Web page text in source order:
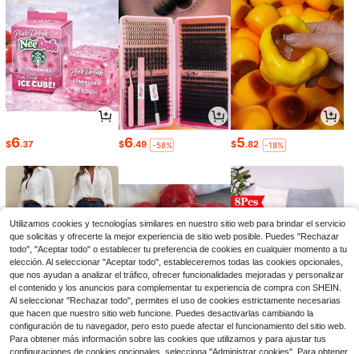
$6.37 $6.49 -58% $5.82 -18%
$27.19 -11% $5.61 -25% $8.50 -50%
Utilizamos cookies y tecnologías similares en nuestro sitio web para brindar el servicio
que solicitas y ofrecerte la mejor experiencia de sitio web posible. Puedes "Rechazar
todo", "Aceptar todo" o establecer tu preferencia de cookies en cualquier momento a tu
elección. Al seleccionar "Aceptar todo", estableceremos todas las cookies opcionales,
que nos ayudan a analizar el tráfico, ofrecer funcionalidades mejoradas y personalizar
el contenido y los anuncios para complementar tu experiencia de compra con SHEIN.
Al seleccionar "Rechazar todo", permites el uso de cookies estrictamente necesarias
que hacen que nuestro sitio web funcione. Puedes desactivarlas cambiando la
configuración de tu navegador, pero esto puede afectar el funcionamiento del sitio web.
Para obtener más información sobre las cookies que utilizamos y para ajustar tus
configuraciones de cookies opcionales, selecciona "Administrar cookies". Para obtener